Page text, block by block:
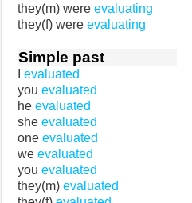
they(m) were evaluating
they(f) were evaluating
Simple past
evaluated
you evaluated
he evaluated
she evaluated
one evaluated
we evaluated
you evaluated
they(m) evaluated